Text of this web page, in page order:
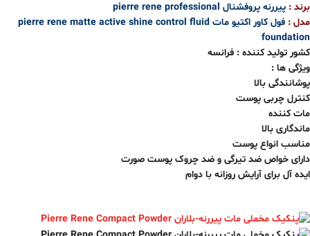
برند : پیررنه پروفشنال pierre rene professional
مدل :
فول کاور اکتیو مات pierre rene matte active shine control fluid
foundation
کشور تولید کننده : فرانسه
ویژگی ها :
پوشانندگی بالا
کنترل چربی پوست
مات کننده
ماندگاری بالا
مناسب انواع پوست
دارای خواص ضد تیرگی و ضد چروک پوست صورت
ایده آل برای آرایش روزانه با دوام